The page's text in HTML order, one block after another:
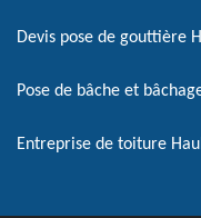
Devis pose de gouttière
Pose de bâche et
Entreprise de toiture